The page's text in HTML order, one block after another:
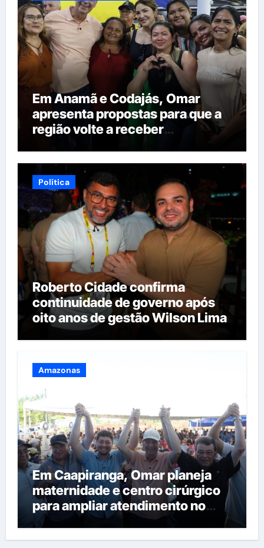
Em Anamã e Codajás, Omar
apresenta propostas para que a
região volte a receber
estado
Política
Roberto Cidade confirma
continuidade de governo após
oito anos de gestão Wilson Lima
Amazonas
Em Caapiranga, Omar planeja
maternidade e centro cirúrgico
para ampliar atendimento no
interior